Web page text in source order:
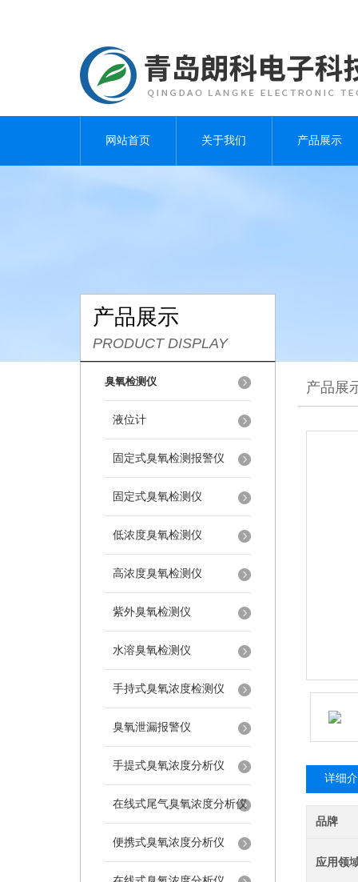
网站首页 关于我们 产品展示
产品展示
PRODUCT DISPLAY
臭氧检测仪
液位计
固定式臭氧检测报警仪
固定式臭氧检测仪
低浓度臭氧检测仪
高浓度臭氧检测仪
紫外臭氧检测仪
水溶臭氧检测仪
手持式臭氧浓度检测仪
臭氧泄漏报警仪
手提式臭氧浓度分析仪
在线式尾气臭氧浓度分析仪
便携式臭氧浓度分析仪
产品展
详细
品牌
应用领